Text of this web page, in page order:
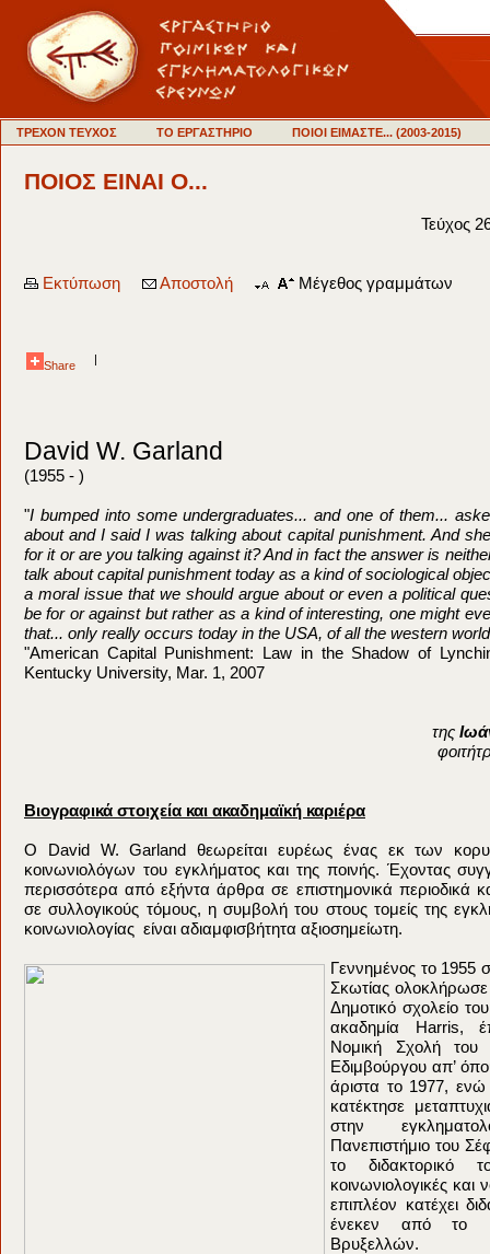
ΤΡΕΧΟΝ ΤΕΥΧΟΣ ΤΟ ΕΡΓΑΣΤΗΡΙΟ ΠΟΙΟΙ ΕΙΜΑΣΤΕ... (2003-2015)
ΠΟΙΟΣ ΕΙΝΑΙ Ο...
Τεύχος
Εκτύπωση Αποστολή Μέγεθος γραμμάτων
Share |
David W. Garland
(1955 - )
"I bumped into some undergraduates... and one of them...
about and I said I was talking about capital punishment. And
for it or are you talking against it? And in fact the answer is
talk about capital punishment today as a kind of sociological
a moral issue that we should argue about or even a political
be for or against but rather as a kind of interesting, one might
that... only really occurs today in the USA, of all the western
"American Capital Punishment: Law in the Shadow of
Kentucky University, Mar. 1, 2007
της
Βιογραφικά στοιχεία και ακαδημαϊκή καριέρα
O David W. Garland θεωρείται ευρέως ένας εκ των
κοινωνιολόγων του εγκλήματος και της ποινής. Έχοντας
περισσότερα από εξήντα άρθρα σε επιστημονικά περιοδικά
σε συλλογικούς τόμους, η συμβολή του στους τομείς της
κοινωνιολογίας είναι αδιαμφισβήτητα αξιοσημείωτη.
Γεννημένος το 1955
Σκωτίας ολοκλήρωσε
Δημοτικό σχολείο
ακαδημία Harris,
Νομική Σχολή του
Εδιμβούργου απ’
άριστα το 1977,
κατέκτησε
στην
Πανεπιστήμιο του
το διδακτορικό
κοινωνιολογικές
επιπλέον κατέχει
ένεκεν από το
Βρυξελλών.